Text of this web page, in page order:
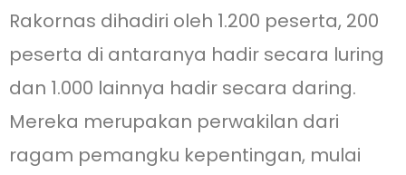
Rakornas dihadiri oleh 1.200 peserta, 200
peserta di antaranya hadir secara luring
dan 1.000 lainnya hadir secara daring.
Mereka merupakan perwakilan dari
ragam pemangku kepentingan, mulai